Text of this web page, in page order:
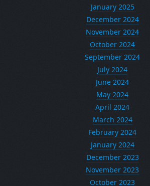
January 2025
December 2024
November 2024
October 2024
September 2024
July 2024
June 2024
May 2024
April 2024
March 2024
February 2024
January 2024
December 2023
November 2023
October 2023